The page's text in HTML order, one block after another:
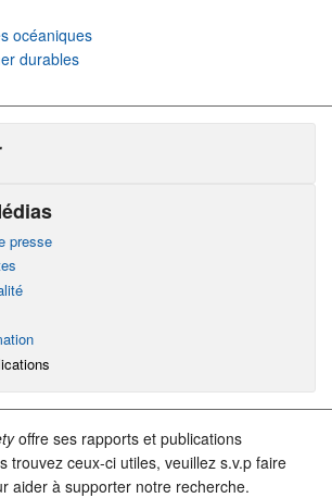
océaniques
durables
presse
offre ses rapports et publications
trouvez ceux-ci utiles, veuillez s.v.p faire
aider à supporter notre recherche.